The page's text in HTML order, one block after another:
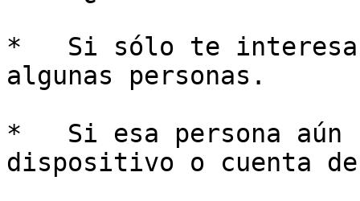
*   Si sólo te interesa
algunas personas.
*   Si esa persona
dispositivo o cuenta